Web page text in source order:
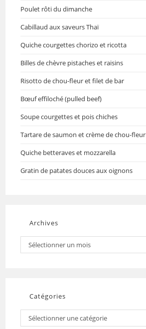
Poulet rôti du dimanche
Cabillaud aux saveurs Thaï
Quiche courgettes chorizo et ricotta
Billes de chèvre pistaches et raisins
Risotto de chou-fleur et filet de bar
Bœuf effiloché (pulled beef)
Soupe courgettes et pois chiches
Tartare de saumon et crème de chou-fleur
Quiche betteraves et mozzarella
Gratin de patates douces aux oignons
Archives
Sélectionner un mois
Catégories
Sélectionner une catégorie